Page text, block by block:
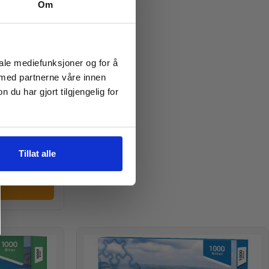
Om
mediefunksjoner og for å
partnerne våre innen
du har gjort tilgjengelig for
Tillat alle